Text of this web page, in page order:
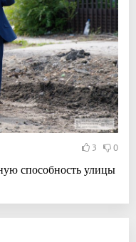
3 0
способность улицы